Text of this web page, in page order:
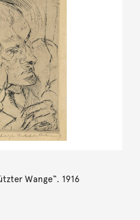
Wange“. 1916